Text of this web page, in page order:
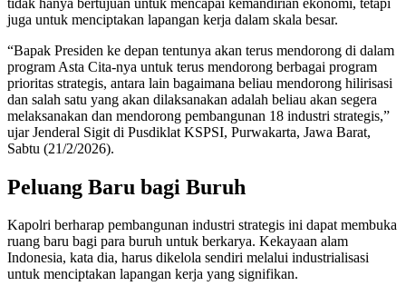
juga untuk menciptakan lapangan kerja dalam skala besar.
“Bapak Presiden ke depan tentunya akan terus mendorong di dalam
program Asta Cita-nya untuk terus mendorong berbagai program
prioritas strategis, antara lain bagaimana beliau mendorong hilirisasi
dan salah satu yang akan dilaksanakan adalah beliau akan segera
melaksanakan dan mendorong pembangunan 18 industri strategis,”
ujar Jenderal Sigit di Pusdiklat KSPSI, Purwakarta, Jawa Barat,
Sabtu (21/2/2026).
Peluang Baru bagi Buruh
Kapolri berharap pembangunan industri strategis ini dapat membuka
ruang baru bagi para buruh untuk berkarya. Kekayaan alam
Indonesia, kata dia, harus dikelola sendiri melalui industrialisasi
untuk menciptakan lapangan kerja yang signifikan.